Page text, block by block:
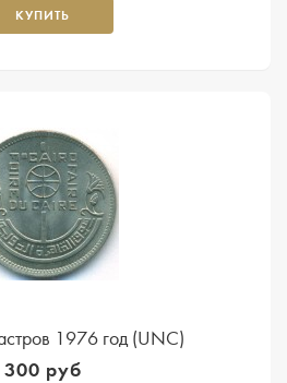
КУПИТЬ
1976 год (UNC)
300 руб